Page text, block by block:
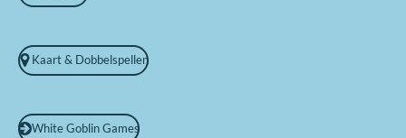
Kaart & Dobbelspellen
White Goblin Games